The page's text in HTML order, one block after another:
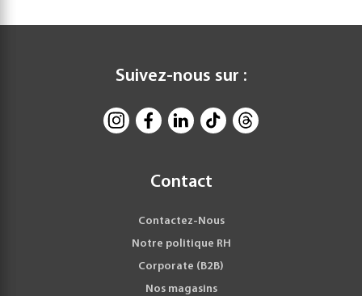
Suivez-nous sur :
Contact
Contactez-Nous
Notre politique RH
Corporate (B2B)
Nos magasins